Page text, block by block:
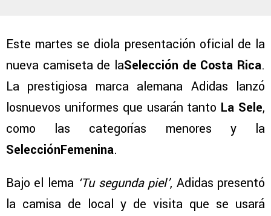
Este martes se diola presentación oficial de la
nueva camiseta de laSelección de Costa Rica.
La prestigiosa marca alemana Adidas lanzó
losnuevos uniformes que usarán tanto La Sele,
como las categorías menores y la
SelecciónFemenina.
Bajo el lema ‘Tu segunda piel’, Adidas presentó
la camisa de local y de visita que se usará